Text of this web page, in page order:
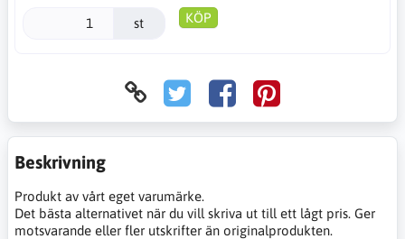
st KÖP
Beskrivning
Produkt av vårt eget varumärke.
Det bästa alternativet när du vill skriva ut till ett lågt pris. Ger
motsvarande eller fler utskrifter än originalprodukten.